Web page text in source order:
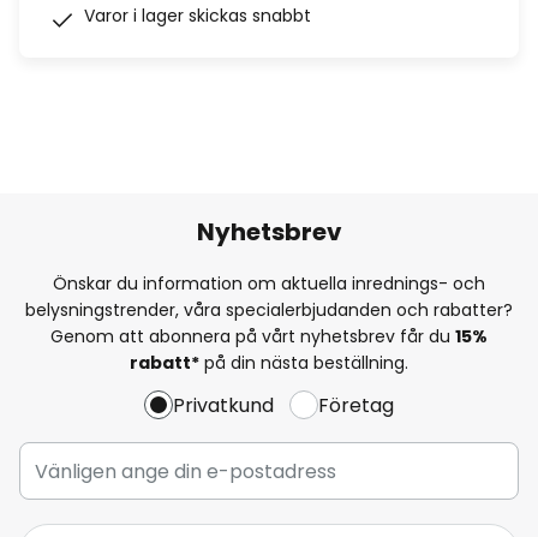
Varor i lager skickas snabbt
Nyhetsbrev
Önskar du information om aktuella inrednings- och
belysningstrender, våra specialerbjudanden och rabatter?
Genom att abonnera på vårt nyhetsbrev får du 15%
rabatt* på din nästa beställning.
Privatkund Företag